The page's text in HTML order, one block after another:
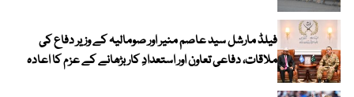
فیلڈ مارشل سید عاصم منیر اور صومالیہ کے وزیر دفاع کی
ملاقات، دفاعی تعاون اور استعدادِ کار بڑھانے کے عزم کا اعادہ